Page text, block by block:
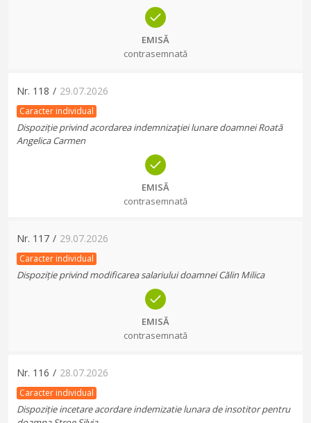
EMISĂ
contrasemnată
Nr. 118 / 29.07.2026
Caracter individual
Dispoziție privind acordarea indemnizaţiei lunare doamnei Roată
Angelica Carmen
EMISĂ
contrasemnată
Nr. 117 / 29.07.2026
Caracter individual
Dispoziție privind modificarea salariului doamnei Călin Milica
EMISĂ
contrasemnată
Nr. 116 / 28.07.2026
Caracter individual
Dispoziție incetare acordare indemizatie lunara de insotitor pentru